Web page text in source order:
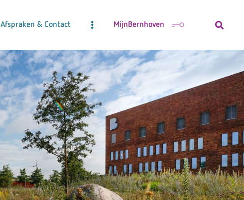
Afspraken & Contact MijnBernhoven